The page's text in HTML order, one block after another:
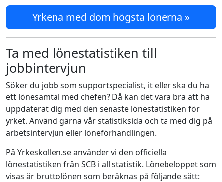
Yrkena med dom högsta lönerna »
Ta med lönestatistiken till
jobbintervjun
Söker du jobb som supportspecialist, it eller ska du ha
ett lönesamtal med chefen? Då kan det vara bra att ha
uppdaterat dig med den senaste lönestatistiken för
yrket. Använd gärna vår statistiksida och ta med dig på
arbetsintervjun eller löneförhandlingen.
På Yrkeskollen.se använder vi den officiella
lönestatistiken från SCB i all statistik. Lönebeloppet som
visas är bruttolönen som beräknas på följande sätt: